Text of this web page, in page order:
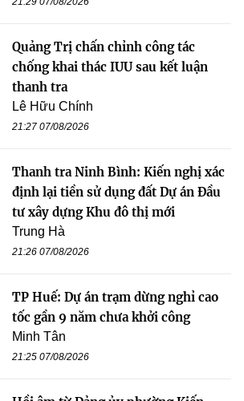
Quảng Trị chấn chỉnh công tác
chống khai thác IUU sau kết luận
thanh tra
Lê Hữu Chính
21:27 07/08/2026
Thanh tra Ninh Bình: Kiến nghị xác
định lại tiền sử dụng đất Dự án Đầu
tư xây dựng Khu đô thị mới
Trung Hà
21:26 07/08/2026
TP Huế: Dự án trạm dừng nghỉ cao
tốc gần 9 năm chưa khởi công
Minh Tân
21:25 07/08/2026